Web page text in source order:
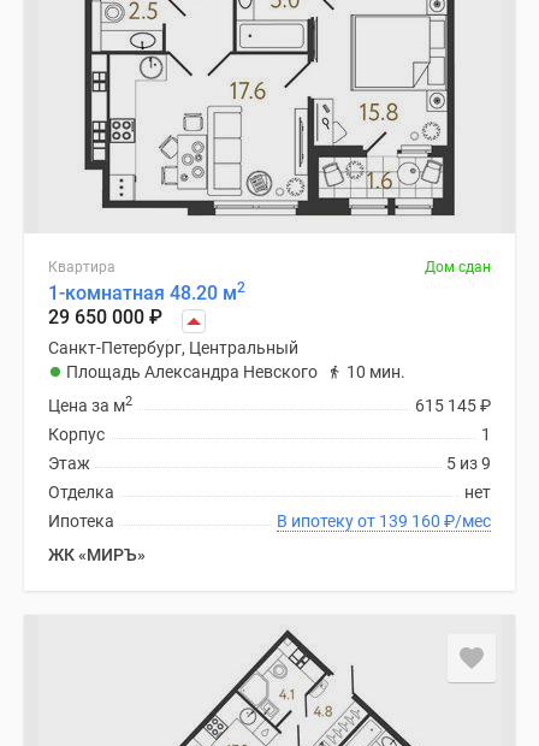
Квартира Дом сдан
1-комнатная 48.20 м2
29 650 000 ₽
Санкт-Петербург, Центральный
Площадь Александра Невского
10 мин.
615 145₽
Цена за м2
1
Корпус
5 из 9
Этаж
нет
Отделка
В ипотеку от 139 160 ₽/мес
Ипотека
ЖК «МИРЪ»